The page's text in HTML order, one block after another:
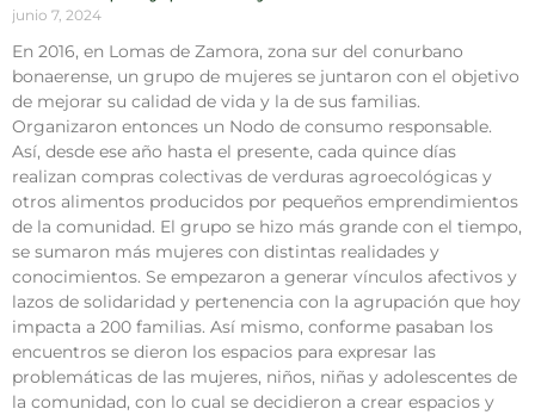
junio 7, 2024
En 2016, en Lomas de Zamora, zona sur del conurbano
bonaerense, un grupo de mujeres se juntaron con el objetivo
de mejorar su calidad de vida y la de sus familias.
Organizaron entonces un Nodo de consumo responsable.
Así, desde ese año hasta el presente, cada quince días
realizan compras colectivas de verduras agroecológicas y
otros alimentos producidos por pequeños emprendimientos
de la comunidad. El grupo se hizo más grande con el tiempo,
se sumaron más mujeres con distintas realidades y
conocimientos. Se empezaron a generar vínculos afectivos y
lazos de solidaridad y pertenencia con la agrupación que hoy
impacta a 200 familias. Así mismo, conforme pasaban los
encuentros se dieron los espacios para expresar las
problemáticas de las mujeres, niños, niñas y adolescentes de
la comunidad, con lo cual se decidieron a crear espacios y